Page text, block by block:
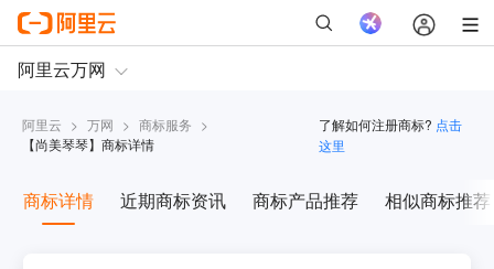
阿里云 > 万网 > 商标服务 >
【尚美琴琴】商标详情
了解如何注册商标? 点击
这里
商标详情 近期商标资讯 商标产品推荐 相似商标推荐